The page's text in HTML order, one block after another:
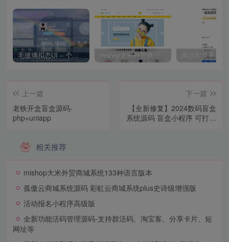
毛玻璃拟态UI – 个人主页（开源版） mishop大米外贸商城系统133种语言版本
上一篇
老铁开盒盲盒源码-
php+uniapp
下一篇
【全新修复】2024数码盲盒
系统源码 盲盒小程序 可打包
相关推荐
mishop大米外贸商城系统133种语言版本
孤傲云商城系统源码 彩虹云商城系统plus史诗级增强版
活动报名小程序高级版
全新功能活码管理源码-支持群活码、淘宝客、分享卡片、短
网址等